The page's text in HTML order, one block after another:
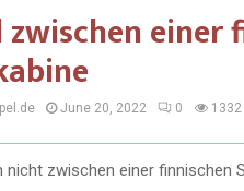
zwischen
June 20, 2022 0 1332
nicht zwischen einer finnischen